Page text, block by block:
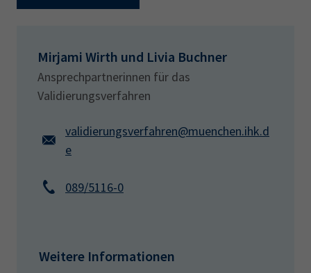
Mirjami Wirth und Livia Buchner
Ansprechpartnerinnen für das
Validierungsverfahren
validierungsverfahren@muenchen.ihk.d
e
089/5116-0
Weitere Informationen